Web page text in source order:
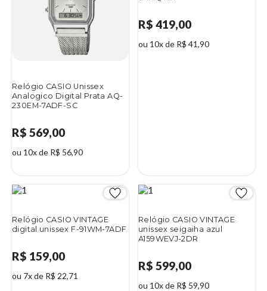
Relógio CASIO Unissex
Analogico Digital Prata AQ-
230EM-7ADF-SC
R$ 569,00
ou 10x de R$ 56,90
R$ 419,00
ou 10x de R$ 41,90
Relógio CASIO VINTAGE
digital unissex F-91WM-7ADF
R$ 159,00
ou 7x de R$ 22,71
Relógio CASIO VINTAGE
unissex seigaiha azul
A159WEVJ-2DR
R$ 599,00
ou 10x de R$ 59,90